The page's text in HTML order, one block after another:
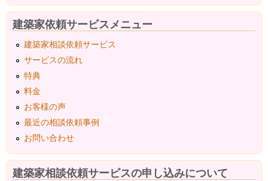
建築家依頼サービスメニュー
建築家相談依頼サービス
サービスの流れ
特典
料金
お客様の声
最近の相談依頼事例
お問い合わせ
建築家相談依頼サービスの申し込みについて